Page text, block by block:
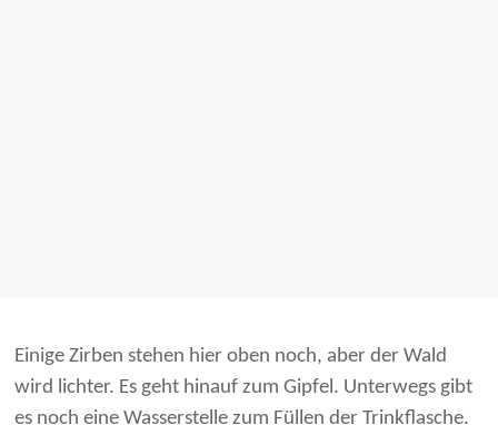
Einige Zirben stehen hier oben noch, aber der Wald
wird lichter. Es geht hinauf zum Gipfel. Unterwegs gibt
es noch eine Wasserstelle zum Füllen der Trinkflasche.